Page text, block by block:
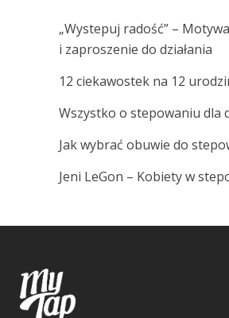
„Wystepuj radość” –
i zaproszenie do działania
12 ciekawostek na 12
Wszystko o stepowaniu dla
Jak wybrać obuwie do
Jeni LeGon – Kobiety w